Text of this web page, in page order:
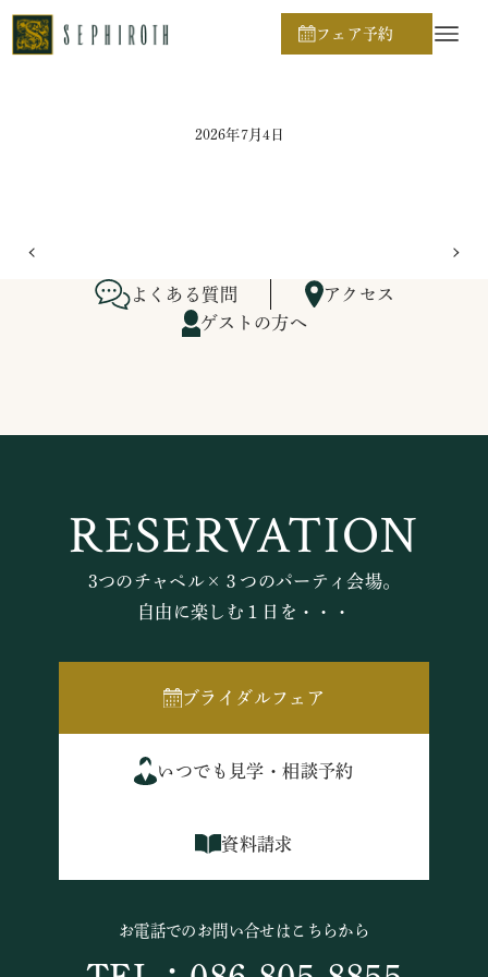
フェア予約
ホーム
2026年7月4日
よくある質問
アクセス
ゲストの方へ
RESERVATION
3つのチャペル×３つのパーティ会場。
自由に楽しむ１日を・・・
ブライダルフェア
いつでも見学・相談予約
資料請求
お電話でのお問い合せはこちらから